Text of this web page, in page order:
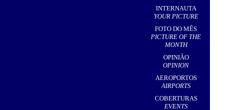
INTERNAUTA
YOUR PICTURE
FOTO DO MÊS
PICTURE OF THE
MONTH
OPINIÃO
OPINION
AEROPORTOS
AIRPORTS
,
COBERTURAS
EVENTS